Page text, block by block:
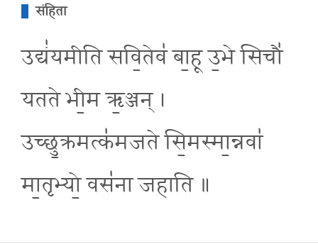
संहिता
उद्यं॑यमीति सवि॒तेव॑ बा॒हू उ॒भे सिचौ॑
यतते भी॒म ऋ॒ञ्जन् ।
उच्छु॒क्रमत्क॑मजते सि॒मस्मा॒न्नवा॑
मा॒तृभ्यो॒ वस॑ना जहाति ॥